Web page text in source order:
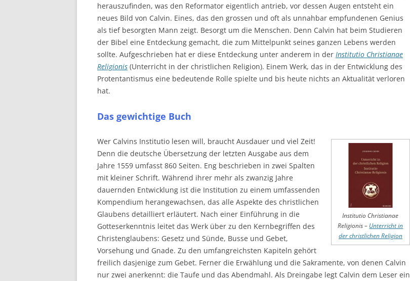
herauszufinden, was den Reformator eigentlich antrieb, vor dessen Augen entsteht ein
neues Bild von Calvin. Eines, das den grossen und oft als unnahbar empfundenen Genius
als tief besorgten Mann zeigt. Besorgt um die Menschen. Denn Calvin hat beim Studieren
der Bibel eine Entdeckung gemacht, die zum Mittelpunkt seines ganzen Lebens werden
sollte. Aufgeschrieben hat er diese Entdeckung unter anderem in der Institutio Christianae
Religionis (Unterricht in der christlichen Religion). Einem Werk, das in der Entwicklung des
Protentantismus eine bedeutende Rolle spielte und bis heute nichts an Aktualität verloren
hat.
Das gewichtige Buch
Institutio Christianae
Religionis – Unterricht in
der christlichen Religion
Wer Calvins Institutio lesen will, braucht Ausdauer und viel Zeit!
Denn die deutsche Übersetzung der letzten Ausgabe aus dem
Jahre 1559 umfasst 860 Seiten. Eng beschrieben in zwei Spalten
mit kleiner Schrift. Während ihrer mehr als zwanzig Jahre
dauernden Entwicklung ist die Institution zu einem umfassenden
Kompendium herangewachsen, das alle Aspekte des christlichen
Glaubens detailliert erläutert. Nach einer Einführung in die
Gotteserkenntnis leitet das Werk über zu den Kernbegriffen des
Christenglaubens: Gesetz und Sünde, Busse und Gebet,
Vorsehung und Gnade. Zu den umfangreichsten Kapiteln gehört
freilich dasjenige zum Gebet. Ferner die Erwählung und die Sakramente, von denen Calvin
nur zwei anerkennt: die Taufe und das Abendmahl. Als Dreingabe legt Calvin dem Leser ein